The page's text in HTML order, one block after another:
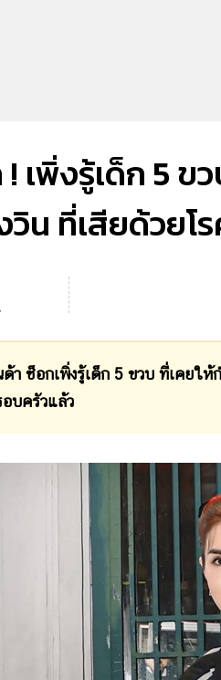
เพิ่งรู้เด็ก 5
น ที่เสียด้วยโร
เพิ่งรู้เด็ก 5 ขวบ ที่เคยให้กำ
บครัวแล้ว